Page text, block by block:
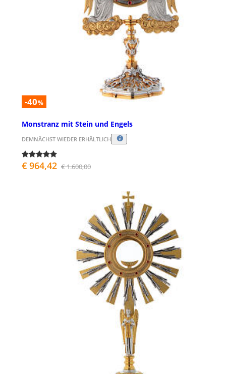
-40%
Monstranz mit Stein und Engels
DEMNÄCHST WIEDER ERHÄLTLICH
€ 964,42 € 1.600,00